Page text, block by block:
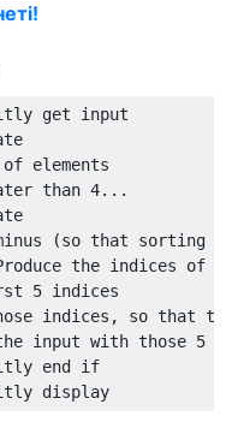
get input
elements
than 4...
(so that sorting
the indices of
5 indices
indices, so that
input with those 5
end if